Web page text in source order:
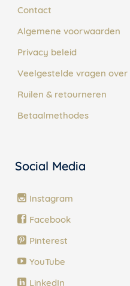
Contact
Algemene voorwaarden
Privacy beleid
Veelgestelde vragen
Ruilen & retourneren
Betaalmethodes
Social Media
Instagram
Facebook
Pinterest
YouTube
LinkedIn